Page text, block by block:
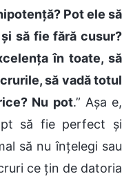
Pot ele să
să fie fără cusur?
în toate, să
să vadă totul
Nu pot.” Așa e,
să fie perfect și
să nu înțelegi sau
ce țin de datoria